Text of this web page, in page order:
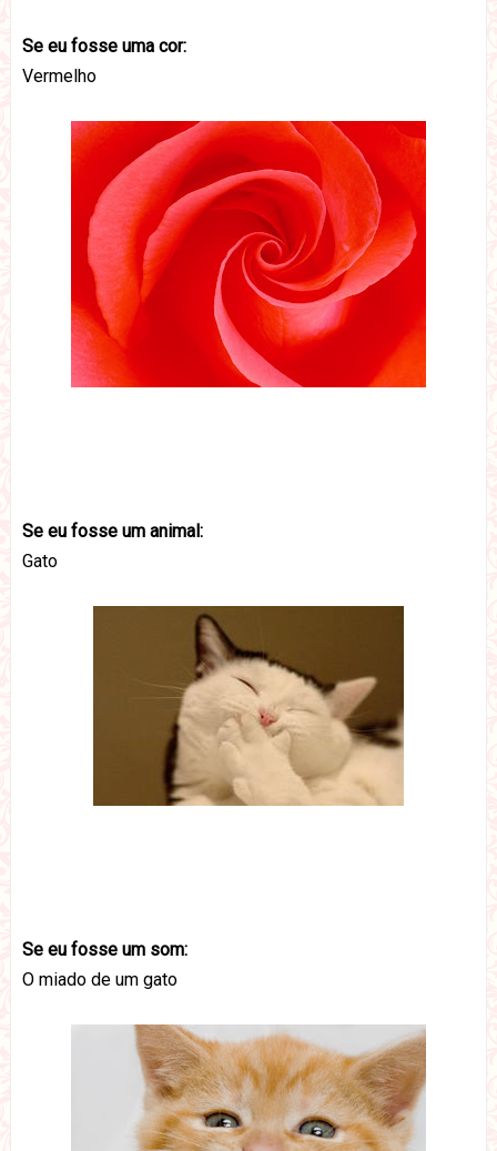
Se eu fosse uma cor:
Vermelho
Se eu fosse um animal:
Gato
Se eu fosse um som:
O miado de um gato